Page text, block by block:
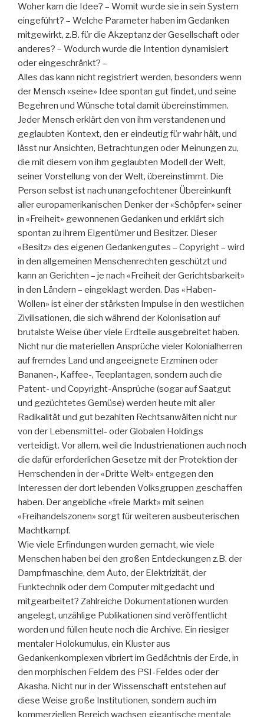
Woher kam die Idee? – Womit wurde sie in sein System
eingeführt? – Welche Parameter haben im Gedanken
mitgewirkt, z.B. für die Akzeptanz der Gesellschaft oder
anderes? – Wodurch wurde die Intention dynamisiert
oder eingeschränkt? –
Alles das kann nicht registriert werden, besonders wenn
der Mensch «seine» Idee spontan gut findet, und seine
Begehren und Wünsche total damit übereinstimmen.
Jeder Mensch erklärt den von ihm verstandenen und
geglaubten Kontext, den er eindeutig für wahr hält, und
lässt nur Ansichten, Betrachtungen oder Meinungen zu,
die mit diesem von ihm geglaubten Modell der Welt,
seiner Vorstellung von der Welt, übereinstimmt. Die
Person selbst ist nach unangefochtener Übereinkunft
aller europamerikanischen Denker der «Schöpfer» seiner
in «Freiheit» gewonnenen Gedanken und erklärt sich
spontan zu ihrem Eigentümer und Besitzer. Dieser
«Besitz» des eigenen Gedankengutes – Copyright – wird
in den allgemeinen Menschenrechten geschützt und
kann an Gerichten – je nach «Freiheit der Gerichtsbarkeit»
in den Ländern – eingeklagt werden. Das «Haben-
Wollen» ist einer der stärksten Impulse in den westlichen
Zivilisationen, die sich während der Kolonisation auf
brutalste Weise über viele Erdteile ausgebreitet haben.
Nicht nur die materiellen Ansprüche vieler Kolonialherren
auf fremdes Land und angeeignete Erzminen oder
Bananen-, Kaffee-, Teeplantagen, sondern auch die
Patent- und Copyright-Ansprüche (sogar auf Saatgut
und gezüchtetes Gemüse) werden heute mit aller
Radikalität und gut bezahlten Rechtsanwälten nicht nur
von der Lebensmittel- oder Globalen Holdings
verteidigt. Vor allem, weil die Industrienationen auch noch
die dafür erforderlichen Gesetze mit der Protektion der
Herrschenden in der «Dritte Welt» entgegen den
Interessen der dort lebenden Volksgruppen geschaffen
haben. Der angebliche «freie Markt» mit seinen
«Freihandelszonen» sorgt für weiteren ausbeuterischen
Machtkampf.
Wie viele Erfindungen wurden gemacht, wie viele
Menschen haben bei den großen Entdeckungen z.B. der
Dampfmaschine, dem Auto, der Elektrizität, der
Funktechnik oder dem Computer mitgedacht und
mitgearbeitet? Zahlreiche Dokumentationen wurden
angelegt, unzählige Publikationen sind veröffentlicht
worden und füllen heute noch die Archive. Ein riesiger
mentaler Holokumulus, ein Kluster aus
Gedankenkomplexen vibriert im Gedächtnis der Erde, in
den morphischen Feldern des PSI-Feldes oder der
Akasha. Nicht nur in der Wissenschaft entstehen auf
diese Weise große Institutionen, sondern auch im
kommerziellen Bereich wachsen gigantische mentale